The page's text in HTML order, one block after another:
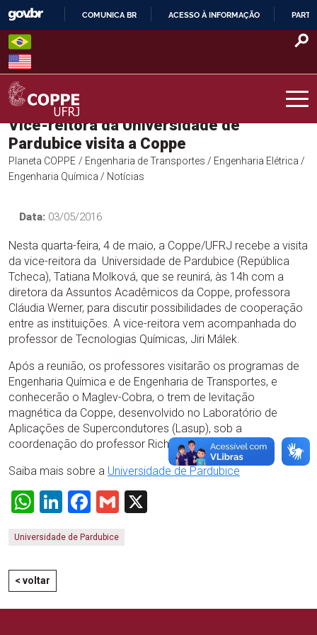
Skip
content
O
COMUNICA BR ACESSO À INFORMAÇÃO
COPPE – UFRJ
Vice-reitora da Universidade de
Pardubice visita a Coppe
Planeta COPPE / Engenharia de Transportes / Engenharia Elétrica /
Engenharia Química / Notícias
Data: 03/05/2016
Nesta quarta-feira, 4 de maio, a Coppe/UFRJ recebe a visita
da vice-reitora da Universidade de Pardubice (República
Tcheca), Tatiana Molková, que se reunirá, às 14h com a
diretora da Assuntos Acadêmicos da Coppe, professora
Cláudia Werner, para discutir possibilidades de cooperação
entre as instituições. A vice-reitora vem acompanhada do
professor de Tecnologias Químicas, Jiri Málek.
Após a reunião, os professores visitarão os programas de
Engenharia Química e de Engenharia de Transportes, e
conhecerão o Maglev-Cobra, o trem de levitação
magnética da Coppe, desenvolvido no Laboratório de
Aplicações de Supercondutores (Lasup), sob a
coordenação do professor Richard Stephen.
Saiba mais sobre a Universidade de Pardubice
WhatsApp
LinkedIn
Facebook
Gmail
Universidade de Pardubice
< voltar